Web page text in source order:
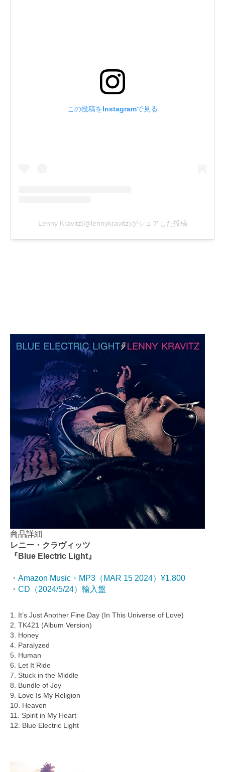
商品詳細
レニー・クラヴィッツ
『Blue Electric Light』
・ Amazon Music・MP3（MAR 15 2024）¥1,800
・ CD（2024/5/24）輸入盤
1. It’s Just Another Fine Day (In This Universe of Love)
2. TK421 (Album Version)
3. Honey
4. Paralyzed
5. Human
6. Let It Ride
7. Stuck in the Middle
8. Bundle of Joy
9. Love Is My Religion
10. Heaven
11. Spirit in My Heart
12. Blue Electric Light